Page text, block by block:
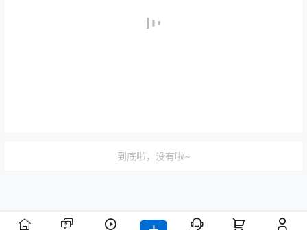
到底啦，没有啦~